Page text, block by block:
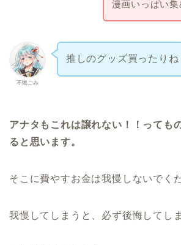
漫画いっぱい集
不燃ごみ
推しのグッズ買ったりね
アナタもこれは譲れない！！っても
ると思います。
そこに費やすお金は我慢しないでく
我慢してしまうと、必ず後悔してし